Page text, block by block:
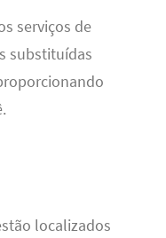
serviços de
substituídas
localizados